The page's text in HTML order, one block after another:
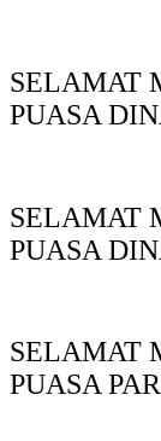
SELAMAT
PUASA
SELAMAT
PUASA
SELAMAT
PUASA